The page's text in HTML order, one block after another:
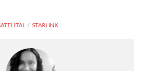
STARLINK